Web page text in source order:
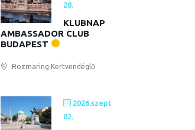
28.
KLUBNAP
AMBASSADOR CLUB
BUDAPEST
Rozmaring Kertvendéglő
2026.szept
02.